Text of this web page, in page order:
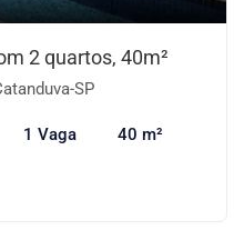
2 quartos, 40m²
SP
1 Vaga 40 m²